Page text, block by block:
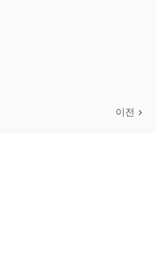
이전